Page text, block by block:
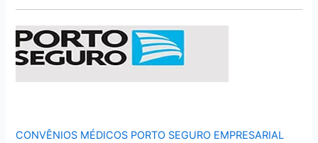
CONVÊNIOS MÉDICOS PORTO SEGURO EMPRESARIAL